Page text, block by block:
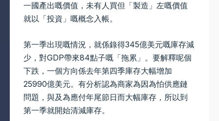
一國產出嘅價值，未有人買但「製造」左嘅價值
就以「投資」嘅概念入帳。
第一季出現嘅情況，就係錄得345億美元嘅庫存減
少，對GDP帶來84點子嘅「拖累」。要解釋呢個
下跌，一個方向係去年第四季庫存大幅增加
25990億美元。有分析認為商家為因為怕供應鏈
問題，與及為應付年尾節日而大幅庫存，所以到
第一季就開始清減庫存。